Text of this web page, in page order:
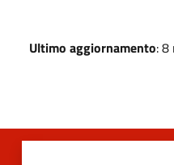
Ultimo aggiornamento: